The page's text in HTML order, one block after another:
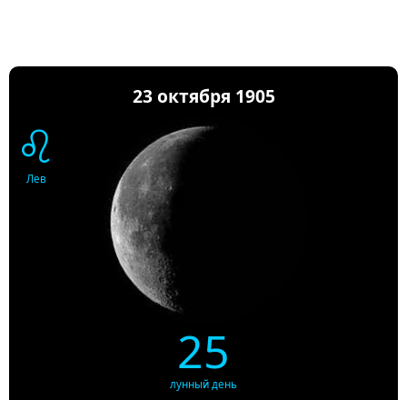
23 октября 1905
♌
Лев
25
лунный день